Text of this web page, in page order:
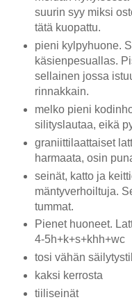
suurin syy miksi
tätä kuopattu.
pieni kylpyhuone.
käsienpesuallas.
sellainen jossa
rinnakkain.
melko pieni
silityslautaa, eikä
graniittilaattaiset
harmaata, osin
seinät, katto ja
mäntyverhoiltuja.
tummat.
Pienet huoneet.
4-5h+k+s+khh+wc
tosi vähän
kaksi kerrosta
tiiliseinät